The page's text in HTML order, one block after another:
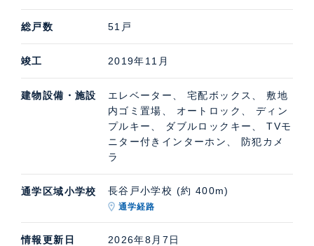
総戸数 51戸
竣工 2019年11月
建物設備・施設
エレベーター、 宅配ボックス、 敷地
内ゴミ置場、 オートロック、 ディン
プルキー、 ダブルロックキー、 TVモ
ニター付きインターホン、 防犯カメ
ラ
通学区域小学校 長谷戸小学校 (約 400m)
通学経路
情報更新日 2026年8月7日